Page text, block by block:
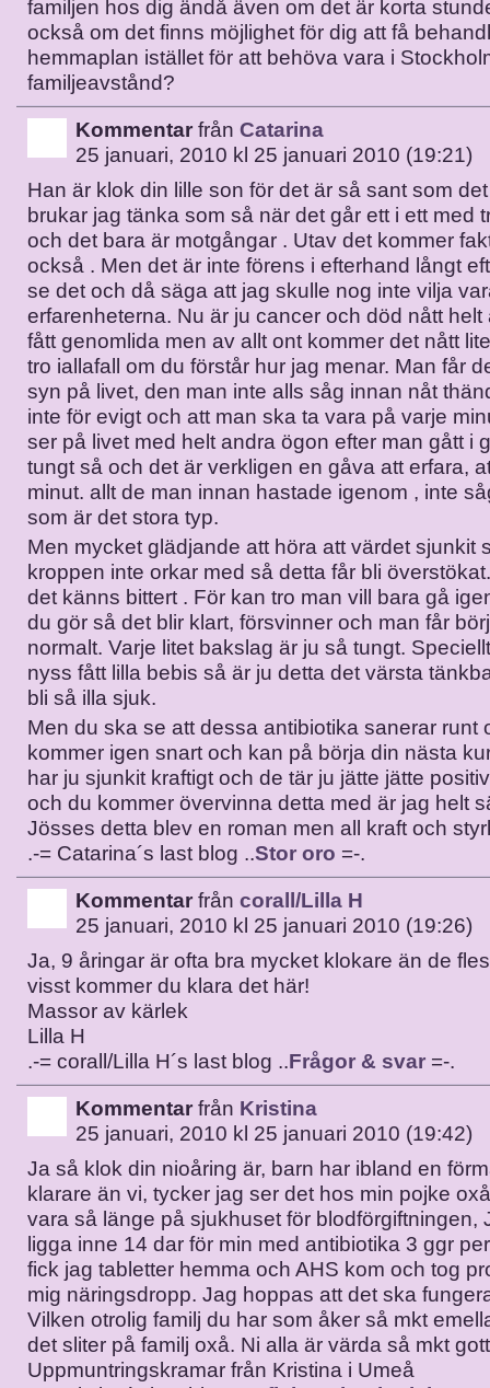
familjen hos dig ändå även om det är korta
också om det finns möjlighet för dig att få
hemmaplan istället för att behöva vara i
familjeavstånd?
Kommentar från Catarina
25 januari, 2010 kl 25 januari 2010 (19:21)
Han är klok din lille son för det är så sant som
brukar jag tänka som så när det går ett i ett med
och det bara är motgångar . Utav det kommer
också . Men det är inte förens i efterhand långt
se det och då säga att jag skulle nog inte vilja
erfarenheterna. Nu är ju cancer och död nått helt
fått genomlida men av allt ont kommer det nått
tro iallafall om du förstår hur jag menar. Man får
syn på livet, den man inte alls såg innan nåt
inte för evigt och att man ska ta vara på varje
ser på livet med helt andra ögon efter man gått i
tungt så och det är verkligen en gåva att erfara,
minut. allt de man innan hastade igenom , inte
som är det stora typ.
Men mycket glädjande att höra att värdet sjunkit
kroppen inte orkar med så detta får bli
det känns bittert . För kan tro man vill bara gå
du gör så det blir klart, försvinner och man får
normalt. Varje litet bakslag är ju så tungt.
nyss fått lilla bebis så är ju detta det värsta
bli så illa sjuk.
Men du ska se att dessa antibiotika sanerar runt
kommer igen snart och kan på börja din nästa
har ju sjunkit kraftigt och de tär ju jätte jätte
och du kommer övervinna detta med är jag helt
Jösses detta blev en roman men all kraft och
.-= Catarina´s last blog ..Stor oro =-.
Kommentar från corall/Lilla H
25 januari, 2010 kl 25 januari 2010 (19:26)
Ja, 9 åringar är ofta bra mycket klokare än de
visst kommer du klara det här!
Massor av kärlek
Lilla H
.-= corall/Lilla H´s last blog ..Frågor & svar =-.
Kommentar från Kristina
25 januari, 2010 kl 25 januari 2010 (19:42)
Ja så klok din nioåring är, barn har ibland en
klarare än vi, tycker jag ser det hos min pojke
vara så länge på sjukhuset för blodförgiftningen,
ligga inne 14 dar för min med antibiotika 3 ggr
fick jag tabletter hemma och AHS kom och tog
mig näringsdropp. Jag hoppas att det ska
Vilken otrolig familj du har som åker så mkt
det sliter på familj oxå. Ni alla är värda så mkt
Uppmuntringskramar från Kristina i Umeå